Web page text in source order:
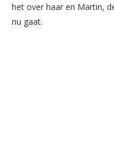
het over haar en Martin,
nu gaat.